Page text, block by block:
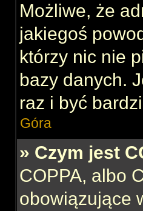
Możliwe, że
jakiegoś
którzy nic nie
bazy danych.
raz i być
Góra
» Czym jest
COPPA, albo
obowiązujące